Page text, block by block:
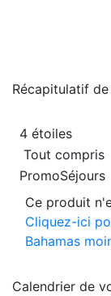
Récapitulatif de
4 étoiles
Tout compris
PromoSéjours
Ce produit
Cliquez-ici
Bahamas
Calendrier de